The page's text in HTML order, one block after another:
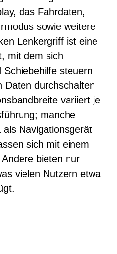
das Fahrdaten,
sowie weitere
Lenkergriff ist eine
mit dem sich
steuern
Daten durchschalten
variiert je
manche
als Navigationsgerät
sich mit einem
bieten nur
vielen Nutzern etwa